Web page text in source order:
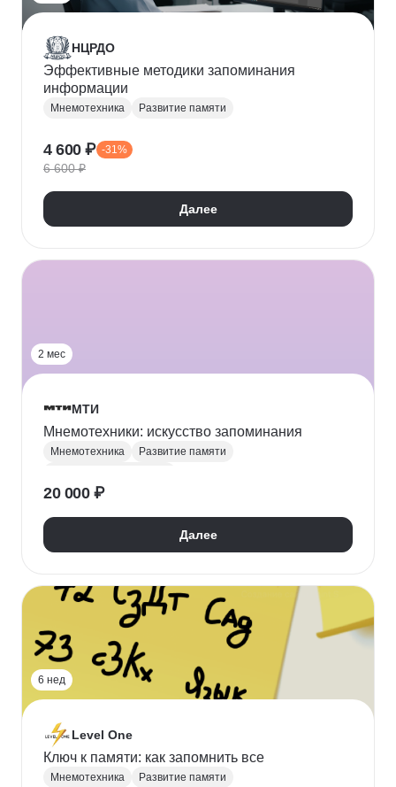
НЦРДО
Эффективные методики запоминания
информации
Мнемотехника Развитие памяти
4 600 ₽ -31%
6 600 ₽
Далее
2 мес
МТИ
Мнемотехники: искусство запоминания
Мнемотехника
Развитие памяти
20 000 ₽
Далее
6 нед
Level One
Ключ к памяти: как запомнить все
Мнемотехника
Развитие памяти